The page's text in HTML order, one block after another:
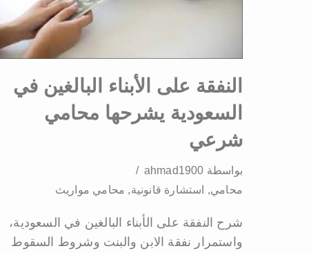
النفقة على الأبناء البالغين في
السعودية يشرحها محامي
شرعي
بواسطة ahmad1900
محامي, استشارة قانونية, محامي مواريث
شرح النفقة على الأبناء البالغين في السعودية،
واستمرار نفقة الابن والبنت وشروط السقوط